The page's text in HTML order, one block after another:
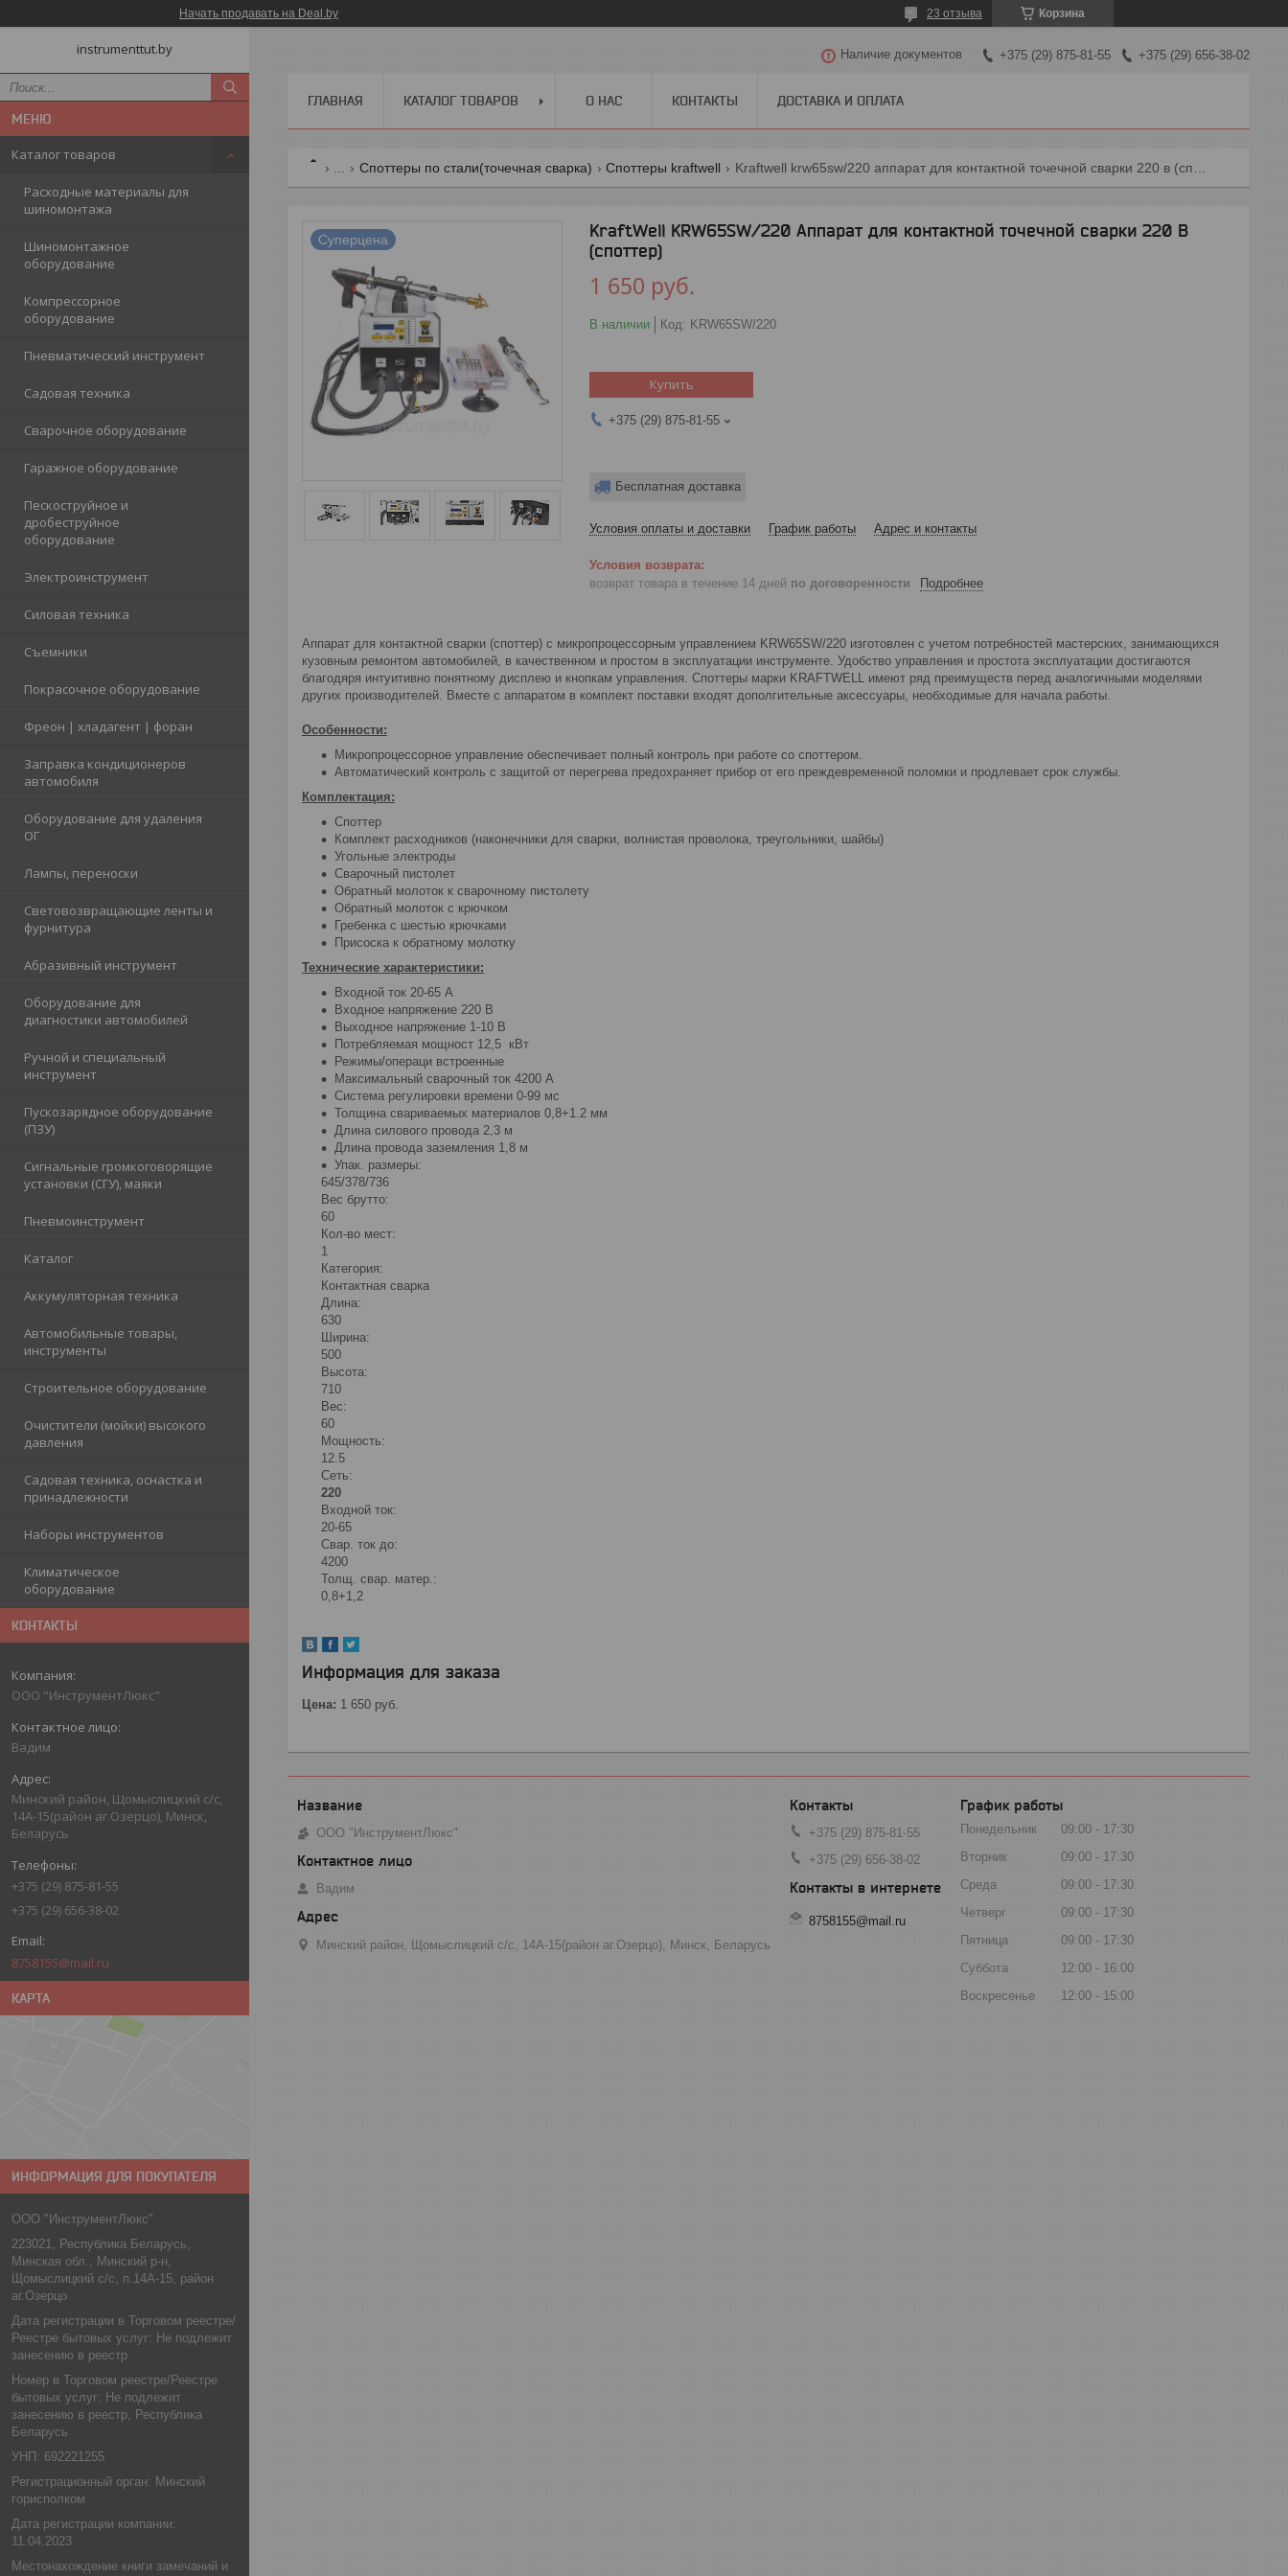
Начать продавать на Deal.by Корзина
23 отзыва
instrumenttut.by
Каталог товаров
Расходные материалы для
шиномонтажа
Шиномонтажное
оборудование
Компрессорное
оборудование
Пневматический инструмент
Садовая техника
Сварочное оборудование
Гаражное оборудование
Пескоструйное и
дробеструйное
оборудование
Электроинструмент
Силовая техника
Съемники
Покрасочное оборудование
Фреон | хладагент | форан
Заправка кондиционеров
автомобиля
Оборудование для удаления
ОГ
Лампы, переноски
Световозвращающие ленты и
фурнитура
Абразивный инструмент
Оборудование для
диагностики автомобилей
Ручной и специальный
инструмент
Пускозарядное оборудование
(ПЗУ)
Сигнальные громкоговорящие
установки (СГУ), маяки
Пневмоинструмент
Каталог
Аккумуляторная техника
Автомобильные товары,
инструменты
Строительное оборудование
Очистители (мойки) высокого
давления
Садовая техника, оснастка и
принадлежности
Наборы инструментов
Климатическое
оборудование
КОНТАКТЫ
ООО "ИнструментЛюкс"
Вадим
Минский район, Щомыслицкий с/с,
14А-15(район аг.Озерцо), Минск,
Беларусь
+375 (29) 875-81-55
+375 (29) 656-38-02
8758155@mail.ru
КАРТА
ИНФОРМАЦИЯ ДЛЯ ПОКУПАТЕЛЯ
ООО "ИнструментЛюкс"
223021, Республика Беларусь,
Минская обл., Минский р-н,
Щомыслицкий с/с, п.14А-15, район
аг.Озерцо
Дата регистрации в Торговом реестре/
Реестре бытовых услуг: Не подлежит
занесению в реестр
Номер в Торговом реестре/Реестре
бытовых услуг: Не подлежит
занесению в реестр, Республика
Беларусь
УНП: 692221255
Регистрационный орган: Минский
горисполком
Дата регистрации компании:
11.04.2023
Местонахождение книги замечаний и
Наличие документов +375 (29) 875-81-55 +375 (29) 656-38-02
ГЛАВНАЯ КАТАЛОГ ТОВАРОВ О НАС КОНТАКТЫ ДОСТАВКА И ОПЛАТА
Споттеры по стали(точечная сварка) Споттеры kraftwell
Суперцена
KraftWell KRW65SW/220 Аппарат для контактной точечной сварки 220 В
(споттер)
1 650 руб.
В наличии Код: KRW65SW/220
Купить
+375 (29) 875-81-55
Бесплатная доставка
Условия оплаты и доставки График работы Адрес и контакты
возврат товара в течение 14 дней по договоренности Подробнее
Аппарат для контактной сварки (споттер) с микропроцессорным управлением KRW65SW/220 изготовлен с учетом потребностей мастерских, занимающихся
кузовным ремонтом автомобилей, в качественном и простом в эксплуатации инструменте. Удобство управления и простота эксплуатации достигаются
благодяря интуитивно понятному дисплею и кнопкам управления. Споттеры марки KRAFTWELL имеют ряд преимуществ перед аналогичными моделями
других производителей. Вместе с аппаратом в комплект поставки входят дополгительные аксессуары, необходимые для начала работы.
Особенности:
Микропроцессорное управление обеспечивает полный контроль при работе со споттером.
Автоматический контроль с защитой от перегрева предохраняет прибор от его преждевременной поломки и продлевает срок службы.
Комплектация:
Споттер
Комплект расходников (наконечники для сварки, волнистая проволока, треугольники, шайбы)
Угольные электроды
Сварочный пистолет
Обратный молоток к сварочному пистолету
Обратный молоток с крючком
Гребенка с шестью крючками
Присоска к обратному молотку
Технические характеристики:
Входной ток 20-65 А
Входное напряжение 220 В
Выходное напряжение 1-10 В
Потребляемая мощност 12,5 кВт
Режимы/операци встроенные
Максимальный сварочный ток 4200 А
Система регулировки времени 0-99 мс
Толщина свариваемых материалов 0,8+1.2 мм
Длина силового провода 2,3 м
Длина провода заземления 1,8 м
Упак. размеры:
645/378/736
Вес брутто:
60
Кол-во мест:
1
Категория:
Контактная сварка
Длина:
630
Ширина:
500
Высота:
710
Вес:
60
Мощность:
12.5
Сеть:
220
Входной ток:
20-65
Свар. ток до:
4200
Толщ. свар. матер.:
0,8+1,2
Информация для заказа
Цена: 1 650 руб.
ООО "ИнструментЛюкс"
Вадим
Минский район, Щомыслицкий с/с, 14А-15(район аг.Озерцо), Минск, Беларусь
+375 (29) 875-81-55
+375 (29) 656-38-02
8758155@mail.ru
График работы
Понедельник 09:00
17:30
Вторник
09:00
17:30
Среда
09:00
17:30
Четверг
09:00
17:30
Пятница
09:00
17:30
Суббота
12:00
16:00
Воскресенье
12:00 15:00